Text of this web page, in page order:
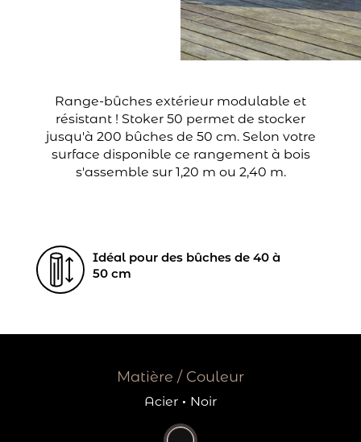
Range-bûches extérieur modulable et
résistant ! Stoker 50 permet de stocker
jusqu'à 200 bûches de 50 cm. Selon votre
surface disponible ce rangement à bois
s'assemble sur 1,20 m ou 2,40 m.
Idéal pour des bûches de 40 à
50 cm
Matière / Couleur
Acier · Noir